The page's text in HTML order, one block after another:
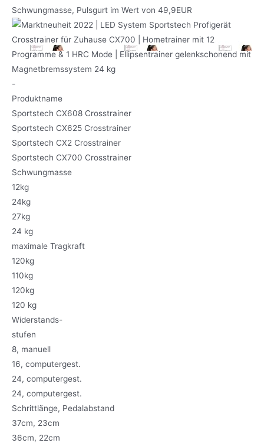
-
Produktname
Sportstech CX608 Crosstrainer
Sportstech CX625 Crosstrainer
Sportstech CX2 Crosstrainer
Sportstech CX700 Crosstrainer
Schwungmasse
12kg
24kg
27kg
24 kg
maximale Tragkraft
120kg
110kg
120kg
120 kg
Widerstands-
stufen
8, manuell
16, computergest.
24, computergest.
24, computergest.
Schrittlänge, Pedalabstand
37cm, 23cm
36cm, 22cm